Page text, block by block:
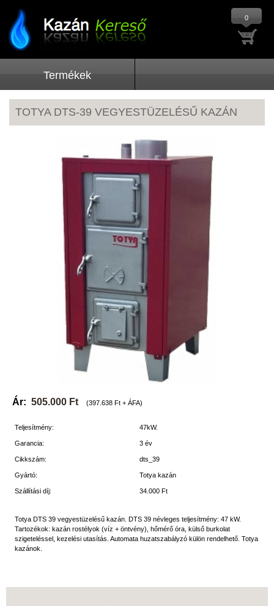
0
Termékek
TOTYA DTS-39 VEGYESTÜZELÉSŰ KAZÁN
Ár: 505.000 Ft (397.638 Ft + ÁFA)
Teljesítmény: 47kW.
Garancia: 3 év
Cikkszám: dts_39
Gyártó: Totya kazán
Szállítási díj: 34.000 Ft
Totya DTS 39 vegyestüzelésű kazán. DTS 39 névleges teljesítmény: 47 kW.
Tartozékok: kazán rostélyok (víz + öntvény), hőmérő óra, külső burkolat
szigeteléssel, kezelési utasítás. Automata huzatszabályzó külön rendelhető. Totya
kazánok.